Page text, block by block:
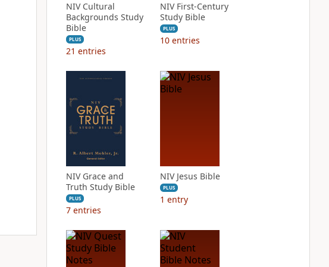
NIV Cultural
Backgrounds Study
Bible
PLUS
21 entries
NIV First-Century
Study Bible
PLUS
10 entries
NIV Grace and
Truth Study Bible
PLUS
7 entries
NIV Jesus Bible
PLUS
1 entry